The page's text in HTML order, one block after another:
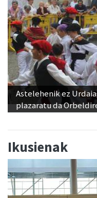
Astelehenik ez
plazaratu da
Ikusienak